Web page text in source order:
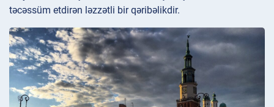
təcəssüm etdirən ləzzətli bir qəribəlikdir.